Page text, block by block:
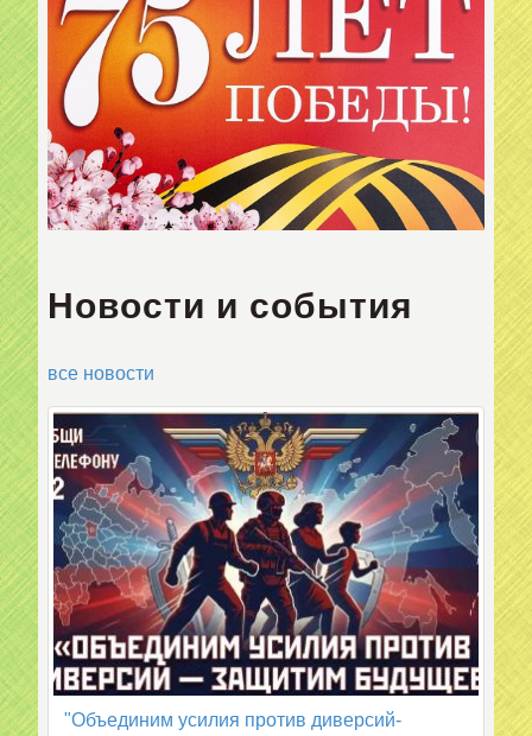
Новости и события
все новости
"Объединим усилия против диверсий-